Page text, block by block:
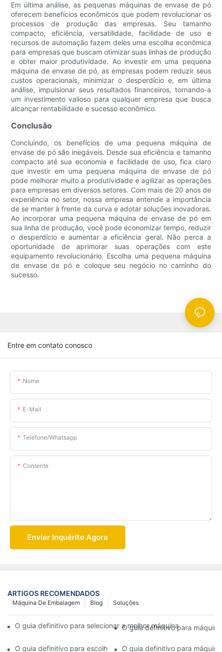
Em última análise, as pequenas máquinas de envase de pó
oferecem benefícios econômicos que podem revolucionar os
processos de produção das empresas. Seu tamanho
compacto, eficiência, versatilidade, facilidade de uso e
recursos de automação fazem deles uma escolha econômica
para empresas que buscam otimizar suas linhas de produção
e obter maior produtividade. Ao investir em uma pequena
máquina de envase de pó, as empresas podem reduzir seus
custos operacionais, minimizar o desperdício e, em última
análise, impulsionar seus resultados financeiros, tornando-a
um investimento valioso para qualquer empresa que busca
alcançar rentabilidade e sucesso econômico.
Conclusão
Concluindo, os benefícios de uma pequena máquina de
envase de pó são inegáveis. Desde sua eficiência e tamanho
compacto até sua economia e facilidade de uso, fica claro
que investir em uma pequena máquina de envase de pó
pode melhorar muito a produtividade e agilizar as operações
para empresas em diversos setores. Com mais de 20 anos de
experiência no setor, nossa empresa entende a importância
de se manter à frente da curva e adotar soluções inovadoras.
Ao incorporar uma pequena máquina de envase de pó em
sua linha de produção, você pode economizar tempo, reduzir
o desperdício e aumentar a eficiência geral. Não perca a
oportunidade de aprimorar suas operações com este
equipamento revolucionário. Escolha uma pequena máquina
de envase de pó e coloque seu negócio no caminho do
sucesso.
Entre em contato conosco
Nome
E-Mail
Telefone/whatsapp
Contente
Enviar Inquérito Agora
ARTIGOS RECOMENDADOS
Soluções
Blog
Máquina De Embalagem
O guia definitivo para selecionar a melhor máquina de fazer
O guia definitivo para
O guia definitivo para escolher a máquina certa para fazer
O guia definitivo para